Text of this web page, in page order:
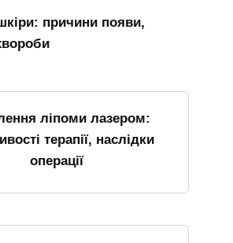
причини появи,
ліпоми лазером:
терапії, наслідки
операції